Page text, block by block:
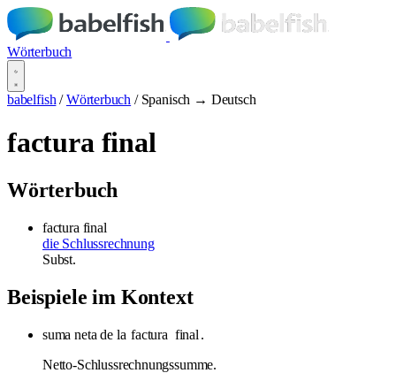
Wörterbuch
babelfish / Wörterbuch / Spanisch → Deutsch
factura final
Wörterbuch
factura final
die Schlussrechnung
Subst.
Beispiele im Kontext
suma neta de la factura final .
Netto-Schlussrechnungssumme.